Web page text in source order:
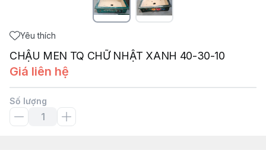
Yêu thích
CHẬU MEN TQ CHỮ NHẬT XANH 40-30-10
Giá liên hệ
Số lượng